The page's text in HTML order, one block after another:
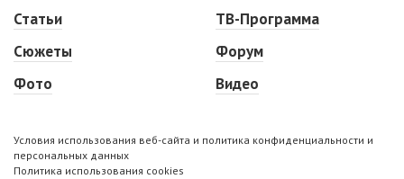
Статьи
Сюжеты
Фото
ТВ-Программа
Форум
Видео
Условия использования веб-сайта и политика конфиденциальности и
персональных данных
Политика использования cookies